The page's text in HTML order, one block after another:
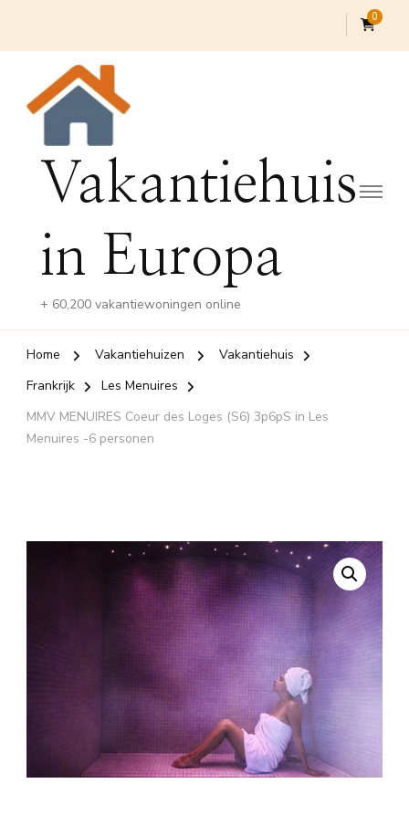
0
Vakantiehuis
in Europa
+ 60,200 vakantiewoningen online
Home Vakantiehuizen
Vakantiehuis
Frankrijk
Les Menuires
MMV MENUIRES Coeur des Loges (S6) 3p6pS in Les
Menuires -6 personen